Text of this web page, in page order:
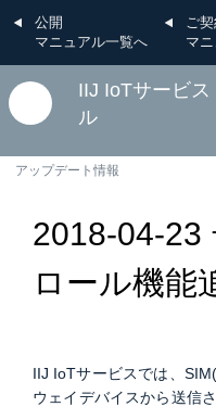
公開
マニュアル一覧へ
ご
マ
IIJ IoTサービ
ル
アップデート情報
2018-04-23
ロール機能
IIJ IoTサービスでは、
ウェイデバイスから送信